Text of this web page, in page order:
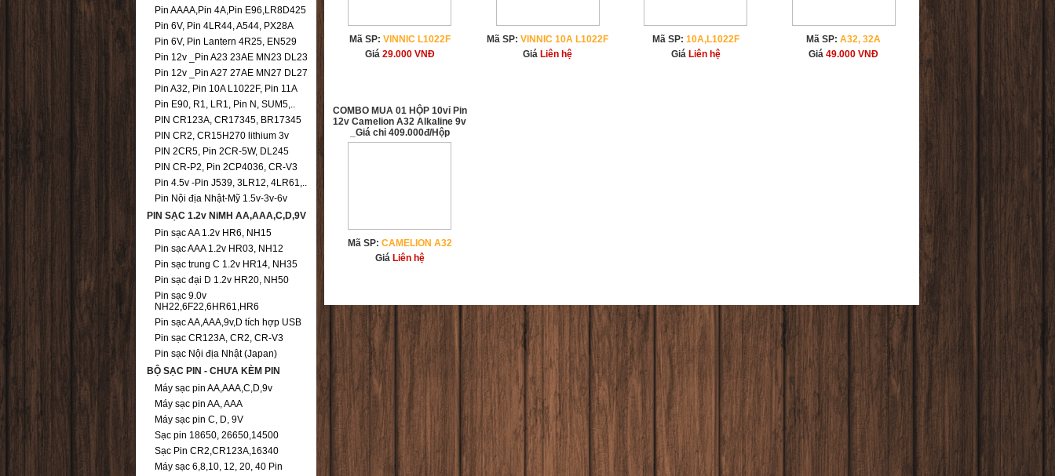
Pin AAAA,Pin 4A,Pin E96,LR8D425
Pin 6V, Pin 4LR44, A544, PX28A
Pin 6V, Pin Lantern 4R25, EN529
Pin 12v _Pin A23 23AE MN23 DL23
Pin 12v _Pin A27 27AE MN27 DL27
Pin A32, Pin 10A L1022F, Pin 11A
Pin E90, R1, LR1, Pin N, SUM5,..
PIN CR123A, CR17345, BR17345
PIN CR2, CR15H270 lithium 3v
PIN 2CR5, Pin 2CR-5W, DL245
PIN CR-P2, Pin 2CP4036, CR-V3
Pin 4.5v -Pin J539, 3LR12, 4LR61,..
Pin Nội địa Nhật-Mỹ 1.5v-3v-6v
PIN SẠC 1.2v NiMH AA,AAA,C,D,9V
Pin sạc AA 1.2v HR6, NH15
Pin sạc AAA 1.2v HR03, NH12
Pin sạc trung C 1.2v HR14, NH35
Pin sạc đại D 1.2v HR20, NH50
Pin sạc 9.0v
NH22,6F22,6HR61,HR6
Pin sạc AA,AAA,9v,D tích hợp USB
Pin sạc CR123A, CR2, CR-V3
Pin sạc Nội địa Nhật (Japan)
BỘ SẠC PIN - CHƯA KÈM PIN
Máy sạc pin AA,AAA,C,D,9v
Máy sạc pin AA, AAA
Máy sạc pin C, D, 9V
Sạc pin 18650, 26650,14500
Sạc Pin CR2,CR123A,16340
Máy sạc 6,8,10, 12, 20, 40 Pin
Mã SP: VINNIC L1022F
Giá 29.000 VNĐ
Mã SP:VINNIC 10A L1022F
Giá Liên hệ
Mã SP: 10A,L1022F
Giá Liên hệ
Mã SP:A32, 32A
Giá49.000VNĐ
COMBO MUA 01 HỘP 10vỉ Pin
12v Camelion A32 Alkaline 9v
_Giá chỉ 409.000đ/Hộp
Mã SP: CAMELION A32
Giá Liên hệ